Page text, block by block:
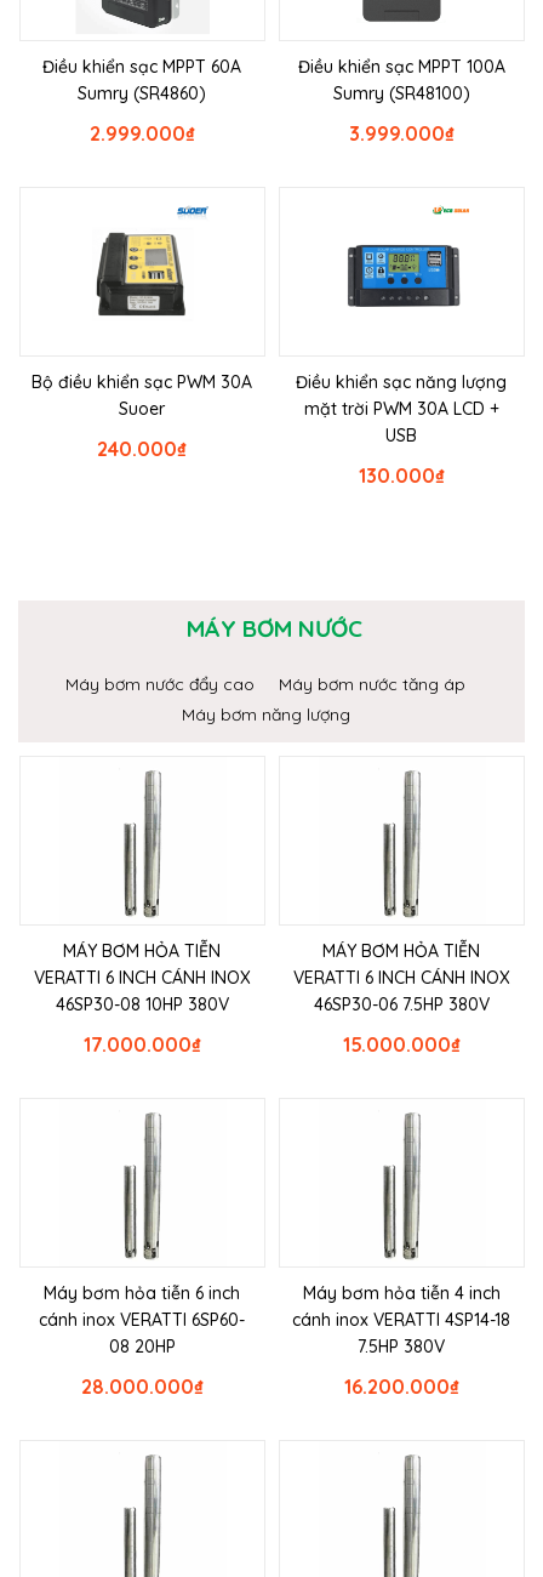
Điều khiển sạc MPPT 60A
Sumry (SR4860)
₫
2.999.000
Điều khiển sạc MPPT 100A
Sumry (SR48100)
₫
3.999.000
Bộ điều khiển sạc PWM 30A
Suoer
₫
240.000
Điều khiển sạc năng lượng
mặt trời PWM 30A LCD +
USB
₫
130.000
MÁY BƠM NƯỚC
Máy bơm nước đẩy cao
Máy bơm nước tăng áp
Máy bơm năng lượng
MÁY BƠM HỎA TIỄN
VERATTI 6 INCH CÁNH INOX
46SP30-08 10HP 380V
₫
17.000.000
MÁY BƠM HỎA TIỄN
VERATTI 6 INCH CÁNH INOX
46SP30-06 7.5HP 380V
₫
15.000.000
Máy bơm hỏa tiễn 6 inch
cánh inox VERATTI 6SP60-
08 20HP
₫
28.000.000
Máy bơm hỏa tiễn 4 inch
cánh inox VERATTI 4SP14-18
7.5HP 380V
₫
16.200.000